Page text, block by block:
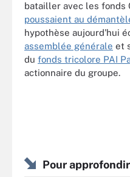
batailler avec les fonds
poussaient au
hypothèse aujourd'hui
assemblée générale et
du fonds tricolore PAI
actionnaire du groupe.
Pour